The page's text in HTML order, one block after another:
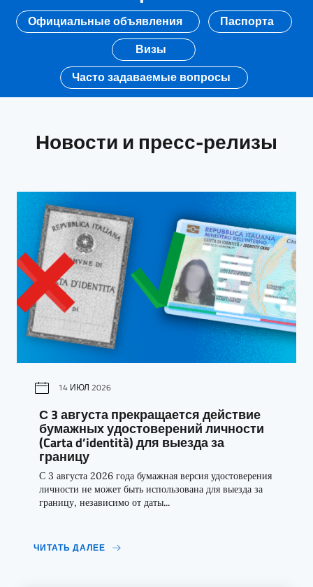
Официальные объявления
Паспорта
Визы
Часто задаваемые вопросы
Новости и пресс-релизы
14 ИЮЛ 2026
С 3 августа прекращается действие
бумажных удостоверений личности
(Carta d’identità) для выезда за
границу
С 3 августа 2026 года бумажная версия удостоверения
личности не может быть использована для выезда за
границу, независимо от даты...
ЧИТАТЬ ДАЛЕЕ